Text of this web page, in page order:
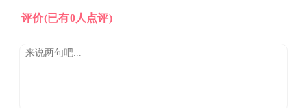
评价(已有0人点评)